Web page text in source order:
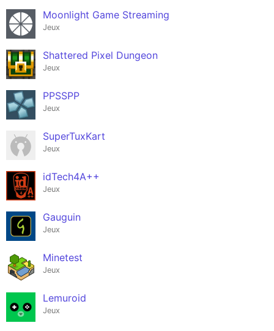
Moonlight Game Streaming
Jeux
Shattered Pixel Dungeon
Jeux
PPSSPP
Jeux
SuperTuxKart
Jeux
idTech4A++
Jeux
Gauguin
Jeux
Minetest
Jeux
Lemuroid
Jeux